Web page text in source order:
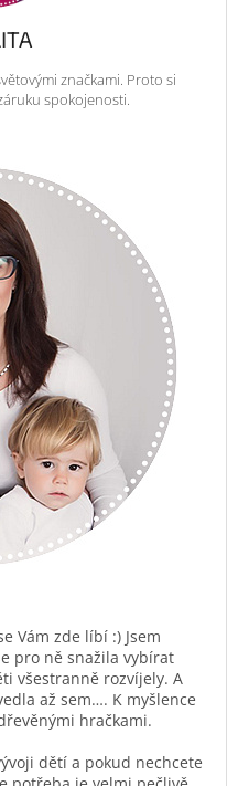
značkami. Proto si
spokojenosti.
Vám zde líbí :) Jsem
pro ně snažila vybírat
všestranně rozvíjely. A
až sem…. K myšlence
hračkami.
dětí a pokud nechcete